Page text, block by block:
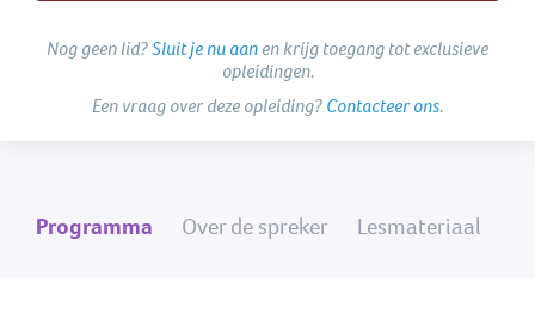
Nog geen lid?Sluit je nu aanen krijg toegang tot exclusieve
opleidingen.
Een vraag over deze opleiding?Contacteer ons.
Programma Over de spreker Lesmateriaal